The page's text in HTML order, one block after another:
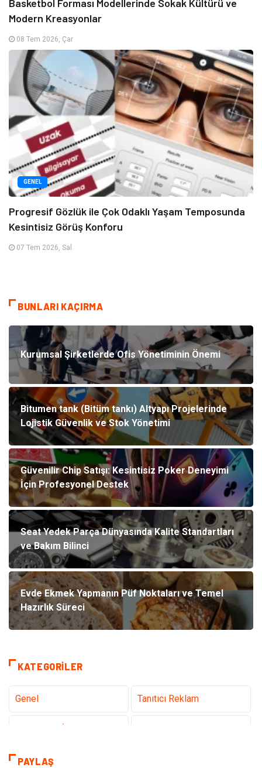
Basketbol Forması Modellerinde Sokak Kültürü ve
Modern Kreasyonlar
08 Tem 2026, Çar
GENEL
Progresif Gözlük ile Çok Odaklı Yaşam Temposunda
Kesintisiz Görüş Konforu
07 Tem 2026, Sal
BUNLARI KAÇIRMA
Kurumsal Şirketlerde Ofis Yönetiminin Önemi
Bitumen tank (Bitüm tankı) Altyapı Projelerinde
Lojistik Güvenlik ve Stok Yönetimi
Güvenilir Chip Satışı: Kesintisiz Poker Deneyimi
İçin Profesyonel Destek
Seat Yedek Parça Dünyasında Kalite Standartları
ve Bakım Bilinci
Evde Ekmek Yapmanın Püf Noktaları ve Temel
Hazırlık Süreci
KATEGORILER
Genel Tanıtıcı Reklam
Hizmet
PAYLAŞ